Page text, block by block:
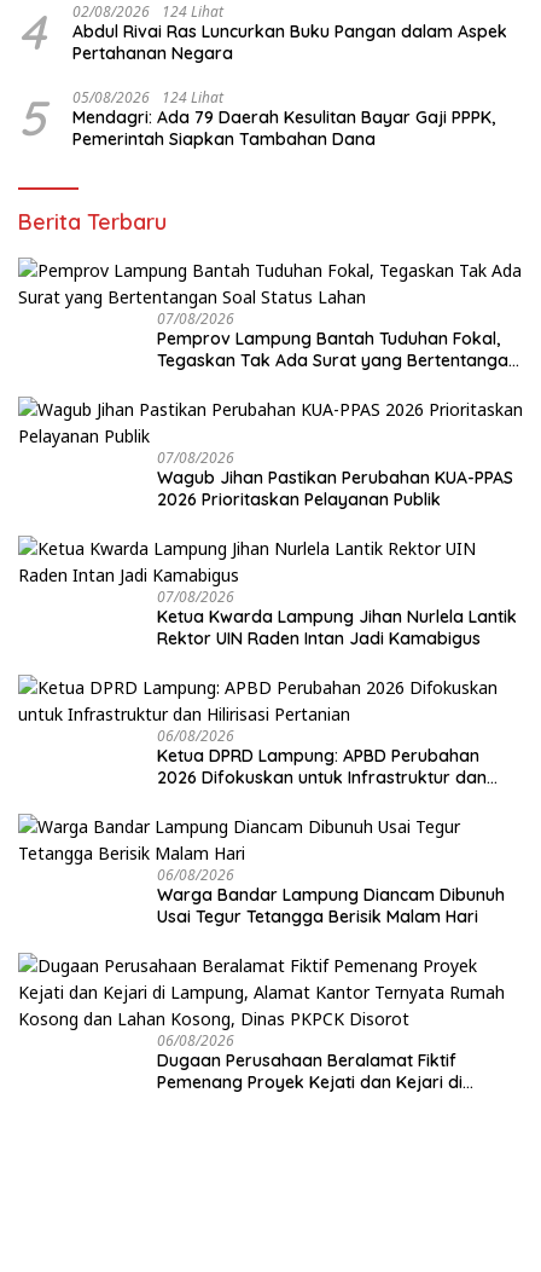
4 02/08/2026 124 Lihat
Abdul Rivai Ras Luncurkan Buku Pangan dalam Aspek
Pertahanan Negara
5 05/08/2026 124 Lihat
Mendagri: Ada 79 Daerah Kesulitan Bayar Gaji PPPK,
Pemerintah Siapkan Tambahan Dana
Berita Terbaru
07/08/2026
Pemprov Lampung Bantah Tuduhan Fokal,
Tegaskan Tak Ada Surat yang Bertentangan
07/08/2026
Wagub Jihan Pastikan Perubahan KUA-PPAS
2026 Prioritaskan Pelayanan Publik
07/08/2026
Ketua Kwarda Lampung Jihan Nurlela Lantik
Rektor UIN Raden Intan Jadi Kamabigus
06/08/2026
Ketua DPRD Lampung: APBD Perubahan
2026 Difokuskan untuk Infrastruktur dan
06/08/2026
Warga Bandar Lampung Diancam Dibunuh
Usai Tegur Tetangga Berisik Malam Hari
06/08/2026
Dugaan Perusahaan Beralamat Fiktif
Pemenang Proyek Kejati dan Kejari di